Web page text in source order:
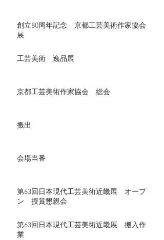
創立80周年記念 京都工芸美術作家協会
展
工芸美術 逸品展
京都工芸美術作家協会 総会
搬出
会場当番
第63回日本現代工芸美術近畿展 オープ
ン 授賞懇親会
第63回日本現代工芸美術近畿展 搬入作
業